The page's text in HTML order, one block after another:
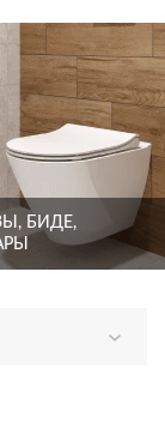
БИДЕ,